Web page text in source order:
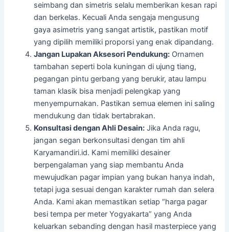
seimbang dan simetris selalu memberikan kesan rapi
dan berkelas. Kecuali Anda sengaja mengusung
gaya asimetris yang sangat artistik, pastikan motif
yang dipilih memiliki proporsi yang enak dipandang.
Jangan Lupakan Aksesori Pendukung: Ornamen
tambahan seperti bola kuningan di ujung tiang,
pegangan pintu gerbang yang berukir, atau lampu
taman klasik bisa menjadi pelengkap yang
menyempurnakan. Pastikan semua elemen ini saling
mendukung dan tidak bertabrakan.
Konsultasi dengan Ahli Desain: Jika Anda ragu,
jangan segan berkonsultasi dengan tim ahli
Karyamandiri.id. Kami memiliki desainer
berpengalaman yang siap membantu Anda
mewujudkan pagar impian yang bukan hanya indah,
tetapi juga sesuai dengan karakter rumah dan selera
Anda. Kami akan memastikan setiap “harga pagar
besi tempa per meter Yogyakarta” yang Anda
keluarkan sebanding dengan hasil masterpiece yang